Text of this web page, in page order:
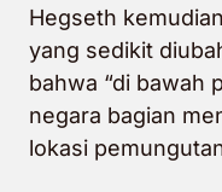
Hegseth
yang sedikit
bahwa “di bawah
negara bagian
lokasi